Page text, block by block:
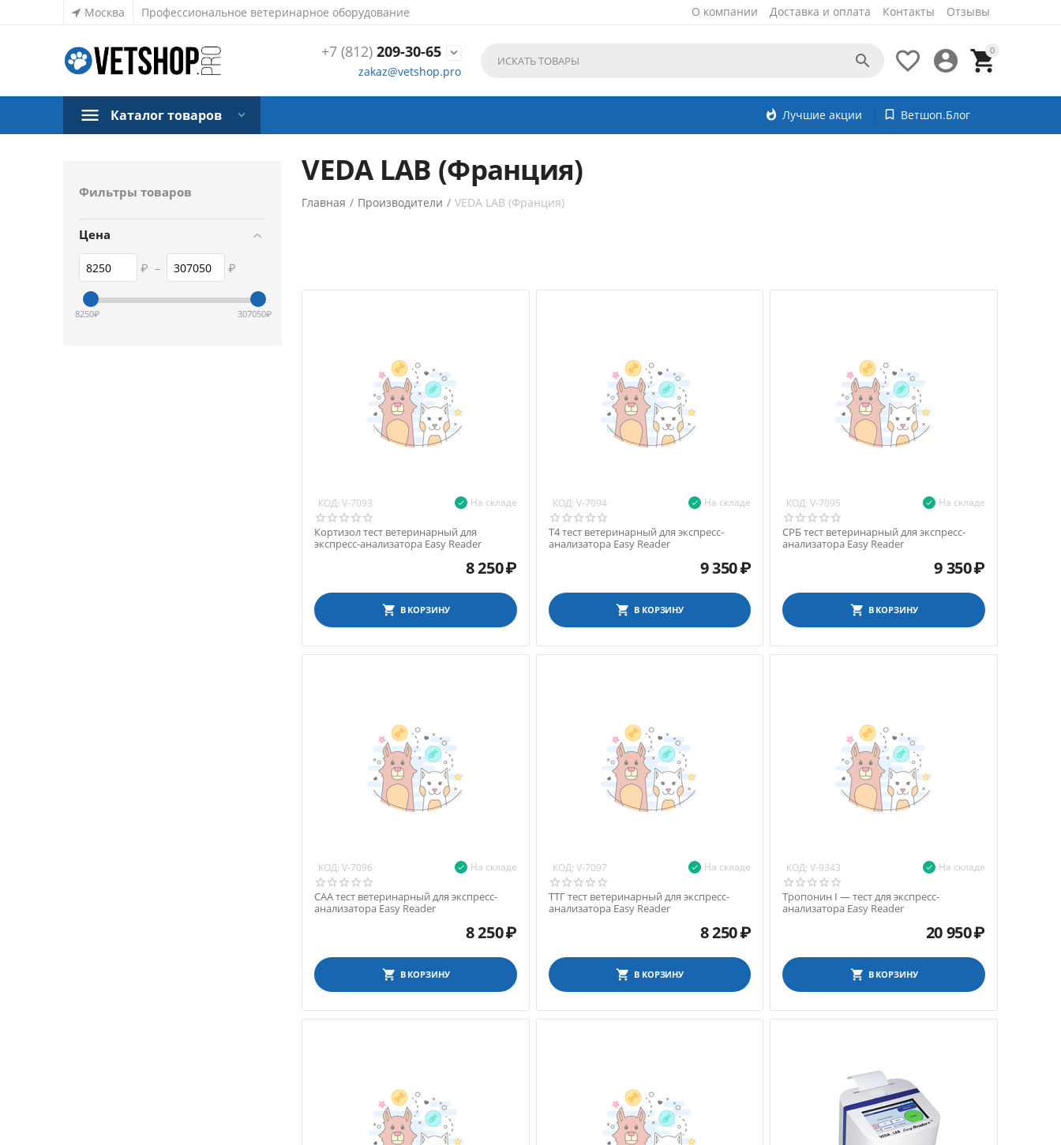
Москва Профессиональное ветеринарное оборудование О компании Доставка и оплата Контакты Отзывы
+7 (812)209-30-65 
zakaz@vetshop.pro
0




Каталог товаров whatshot Лучшие акции bookmark_border Ветшоп.Блог
Фильтры товаров
Цена
₽ – ₽
8250₽ 307050₽
VEDA LAB (Франция)
Главная / Производители / VEDA LAB (Франция)
КОД: V-7093 На складе
Кортизол тест ветеринарный для
экспресс-анализатора Easy Reader
8 250₽
В КОРЗИНУ
КОД: V-7094 На складе
Т4 тест ветеринарный для экспресс-
анализатора Easy Reader
9 350₽
В КОРЗИНУ
КОД: V-7095 На складе
СРБ тест ветеринарный для экспресс-
анализатора Easy Reader
9 350₽
В КОРЗИНУ
КОД: V-7096 На складе
CAA тест ветеринарный для экспресс-
анализатора Easy Reader
8 250₽
В КОРЗИНУ
КОД: V-7097 На складе
ТТГ тест ветеринарный для экспресс-
анализатора Easy Reader
8 250₽
В КОРЗИНУ
КОД: V-9343 На складе
Тропонин I — тест для экспресс-
анализатора Easy Reader
20 950₽
В КОРЗИНУ